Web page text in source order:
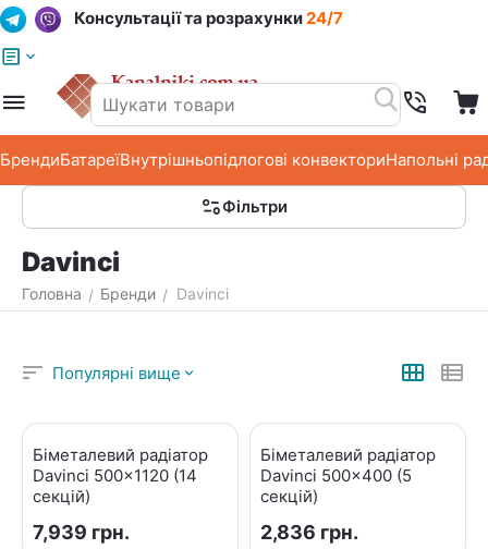
Консультації та розрахунки24/7
БрендиБатареїВнутрішньопідлогові конвекториНапольні
Фільтри
Davinci
Головна / Бренди / Davinci
Популярні вище
Біметалевий радіатор
Davinci 500x1120 (14
секцій)
7,939 грн.
Біметалевий радіатор
Davinci 500x400 (5
секцій)
2,836 грн.